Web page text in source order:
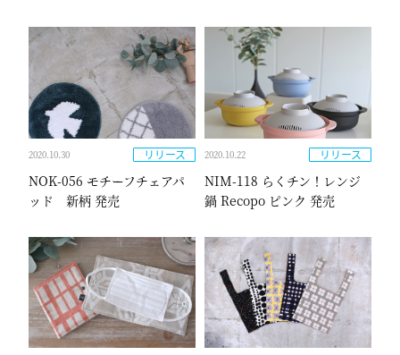
2020.10.30 リリース
NOK-056 モチーフチェアパ
ッド 新柄 発売
2020.10.22 リリース
NIM-118 らくチン！レンジ
鍋 Recopo ピンク 発売